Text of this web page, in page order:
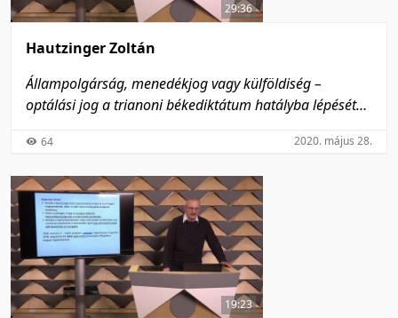
29:36
Hautzinger Zoltán
Állampolgárság, menedékjog vagy külföldiség –
optálási jog a trianoni békediktátum hatályba lépését
64 2020. május 28.
19:23